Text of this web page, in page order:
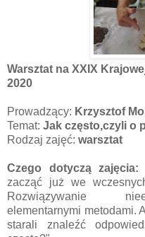
Warsztat na XXIX
2020
Prowadzący: Krzysztof
Temat: Jak często,czyli o
Rodzaj zajęć: warsztat
Czego dotyczą zajęcia:
zacząć już we
Rozwiązywanie
elementarnymi metodami.
starali znaleźć